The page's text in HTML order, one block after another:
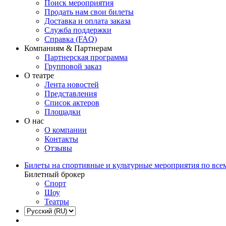
Поиск мероприятия
Продать нам свои билеты
Доставка и оплата заказа
Служба поддержки
Справка (FAQ)
Компаниям & Партнерам
Партнерская программа
Групповой заказ
О театре
Лента новостей
Представления
Список актеров
Площадки
О нас
О компании
Контакты
Отзывы
Билеты на спортивные и культурные мероприятия по
Билетный брокер
Спорт
Шоу
Театры